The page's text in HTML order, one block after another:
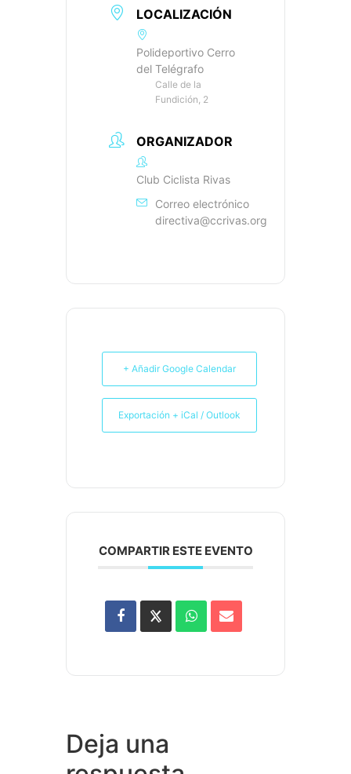
LOCALIZACIÓN
Polideportivo Cerro
del Telégrafo
Calle de la
Fundición, 2
ORGANIZADOR
Club Ciclista Rivas
Correo electrónico
directiva@ccrivas.org
+ Añadir Google Calendar
Exportación + iCal / Outlook
COMPARTIR ESTE EVENTO
Deja una